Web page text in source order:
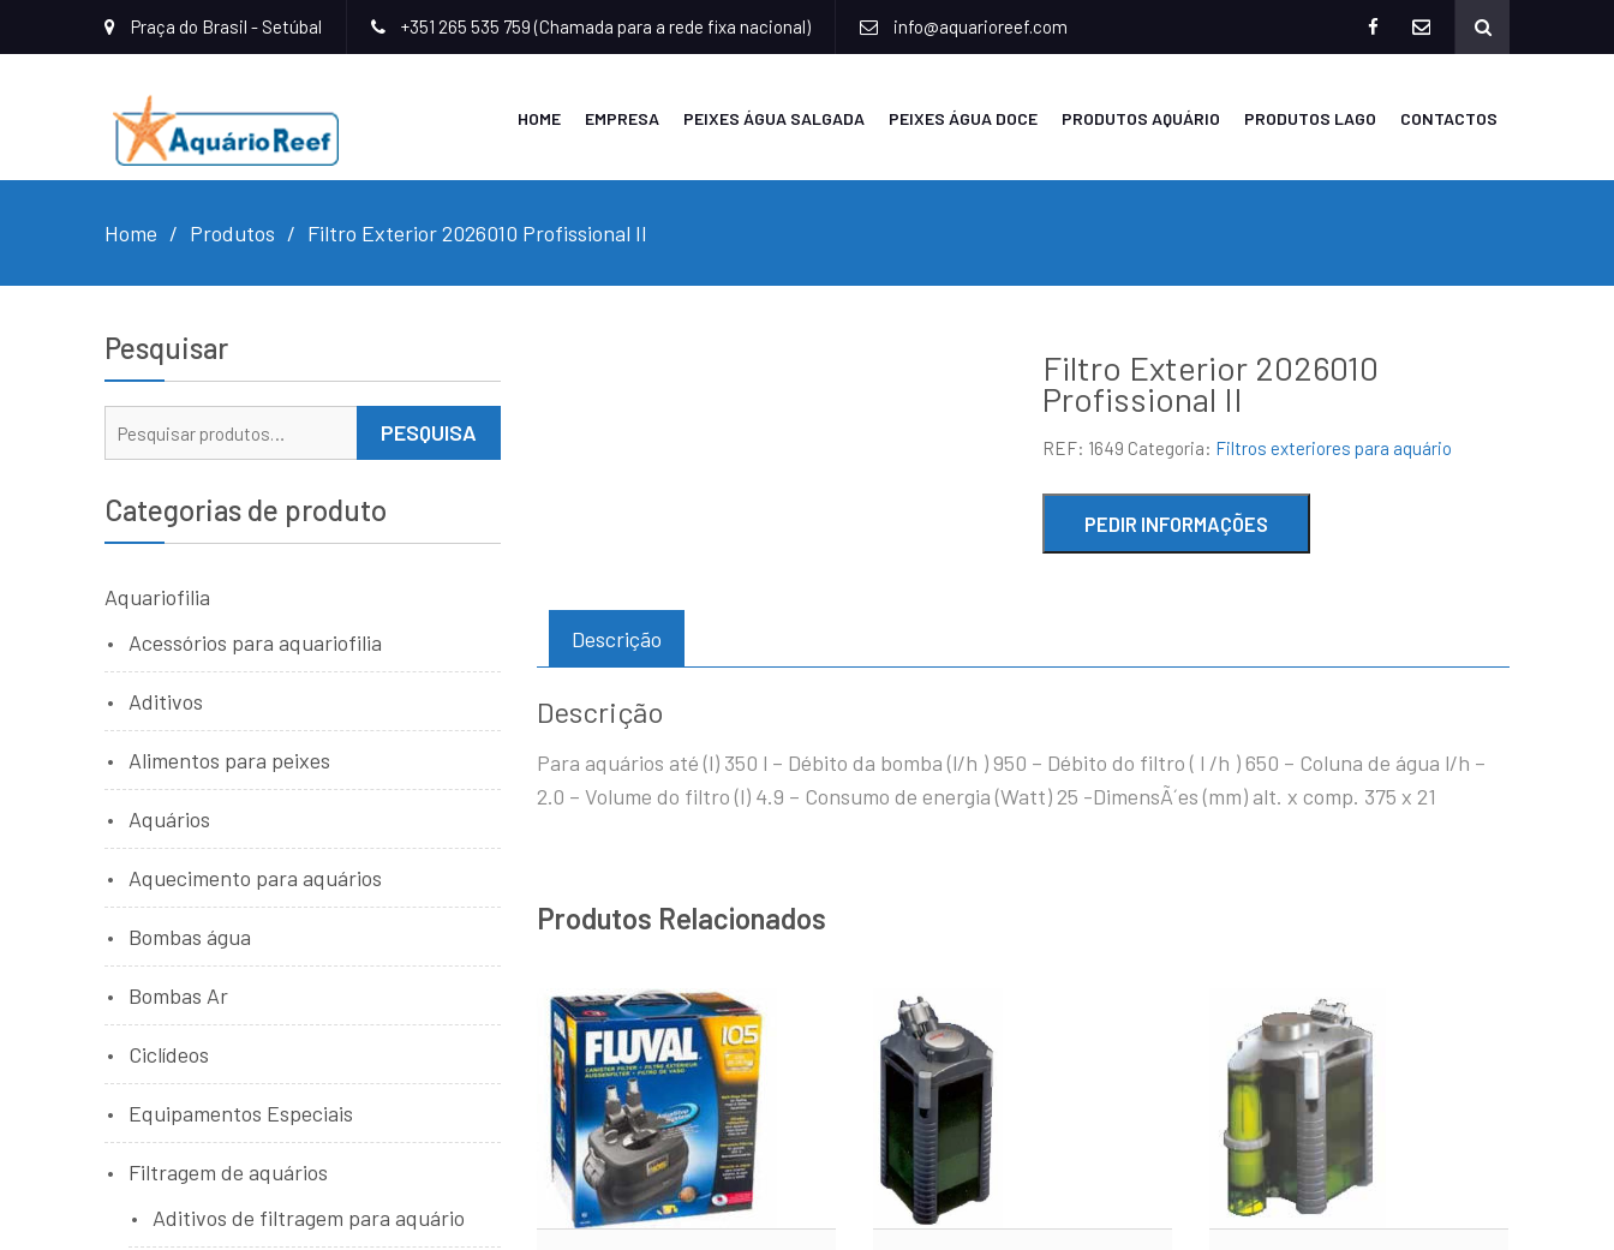
Praça do Brasil - Setúbal +351 265 535 759 (Chamada para a rede fixa nacional) info@aquarioreef.com
HOME EMPRESA PEIXES ÁGUA SALGADA PEIXES ÁGUA DOCE PRODUTOS AQUÁRIO PRODUTOS LAGO CONTACTOS
Home Produtos Filtro Exterior 2026010 Profissional II
Filtro Exterior 2026010
Profissional II
REF: 1649 Categoria: Filtros exteriores para aquário
Descrição
Descrição
Para aquários até (l) 350 l – Débito da bomba (l/h ) 950 – Débito do filtro ( l /h ) 650 – Coluna de água l/h –
2.0 – Volume do filtro (l) 4.9 – Consumo de energia (Watt) 25 -DimensÃ´es (mm) alt. x comp. 375 x 21
Produtos Relacionados
Pesquisar
PESQUISA
Categorias de produto
Aquariofilia
Acessórios para aquariofilia
Aditivos
Alimentos para peixes
Aquários
Aquecimento para aquários
Bombas água
Bombas Ar
Ciclídeos
Equipamentos Especiais
Filtragem de aquários
Aditivos de filtragem para aquário